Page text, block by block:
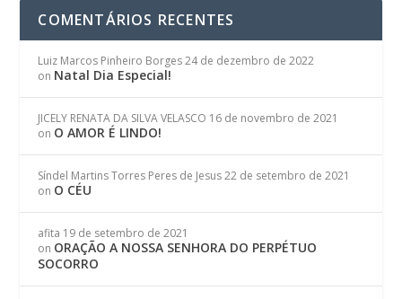
COMENTÁRIOS RECENTES
Luiz Marcos Pinheiro Borges 24 de dezembro de 2022
on Natal Dia Especial!
JICELY RENATA DA SILVA VELASCO 16 de novembro de 2021
on O AMOR É LINDO!
Síndel Martins Torres Peres de Jesus 22 de setembro de 2021
on O CÉU
afita 19 de setembro de 2021
on ORAÇÃO A NOSSA SENHORA DO PERPÉTUO
SOCORRO